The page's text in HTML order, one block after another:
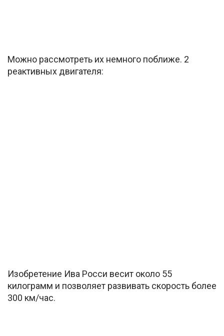
Можно рассмотреть их немного поближе. 2
реактивных двигателя:
Изобретение Ива Росси весит около 55
килограмм и позволяет развивать скорость более
300 км/час.